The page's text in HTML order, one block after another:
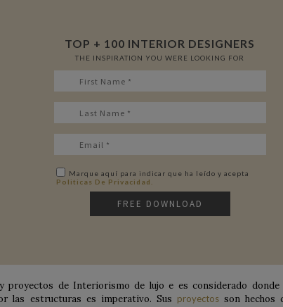
TOP + 100 INTERIOR DESIGNERS
THE INSPIRATION YOU WERE LOOKING FOR
Marque aquí para indicar que ha leído y acepta
Politicas De Privacidad.
proyectos de Interiorismo de lujo e es considerado donde
las estructuras es imperativo. Sus proyectosson hechos